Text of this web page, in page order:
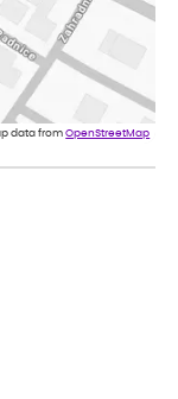
spokojenost.
stavu. Jediné, co
zboží před
data fromOpenStreetMap